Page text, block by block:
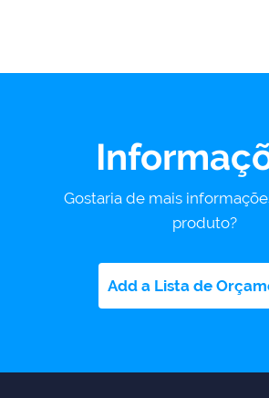
Gostaria de mais
produto?
Add a Lista de